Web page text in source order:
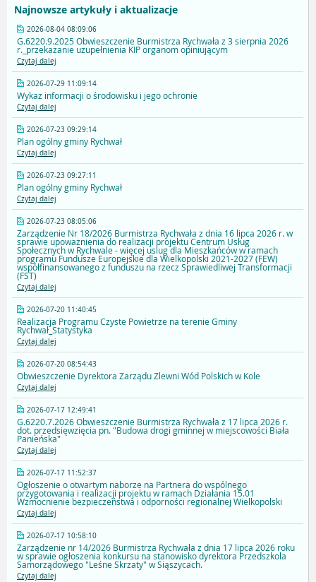
Najnowsze artykuły i aktualizacje
2026-08-04 08:09:06
G.6220.9.2025 Obwieszczenie Burmistrza Rychwała z 3 sierpnia 2026
r._przekazanie uzupełnienia KIP organom opiniującym
Czytaj dalej
2026-07-29 11:09:14
Wykaz informacji o środowisku i jego ochronie
Czytaj dalej
2026-07-23 09:29:14
Plan ogólny gminy Rychwał
Czytaj dalej
2026-07-23 09:27:11
Plan ogólny gminy Rychwał
Czytaj dalej
2026-07-23 08:05:06
Zarządzenie Nr 18/2026 Burmistrza Rychwała z dnia 16 lipca 2026 r. w
sprawie upoważnienia do realizacji projektu Centrum Usług
Społecznych w Rychwale - więcej uslug dla Mieszkańców w ramach
programu Fundusze Europejskie dla Wielkopolski 2021-2027 (FEW)
współfinansowanego z funduszu na rzecz Sprawiedliwej Transformacji
(FST)
Czytaj dalej
2026-07-20 11:40:45
Realizacja Programu Czyste Powietrze na terenie Gminy
Rychwał_Statystyka
Czytaj dalej
2026-07-20 08:54:43
Obwieszczenie Dyrektora Zarządu Zlewni Wód Polskich w Kole
Czytaj dalej
2026-07-17 12:49:41
G.6220.7.2026 Obwieszczenie Burmistrza Rychwała z 17 lipca 2026 r.
dot. przedsięwzięcia pn. "Budowa drogi gminnej w miejscowości Biała
Panieńska"
Czytaj dalej
2026-07-17 11:52:37
Ogłoszenie o otwartym naborze na Partnera do wspólnego
przygotowania i realizacji projektu w ramach Działania 15.01
Wzmocnienie bezpieczeństwa i odporności regionalnej Wielkopolski
Czytaj dalej
2026-07-17 10:58:10
Zarządzenie nr 14/2026 Burmistrza Rychwała z dnia 17 lipca 2026 roku
w sprawie ogłoszenia konkursu na stanowisko dyrektora Przedszkola
Samorządowego "Leśne Skrzaty" w Siąszycach.
Czytaj dalej